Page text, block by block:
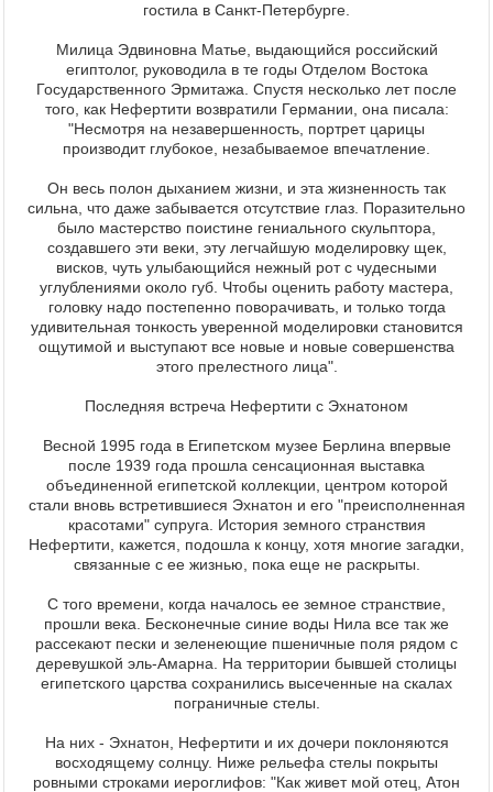
гостила в Санкт-Петербурге.
Милица Эдвиновна Матье, выдающийся российский
египтолог, руководила в те годы Отделом Востока
Государственного Эрмитажа. Спустя несколько лет после
того, как Нефертити возвратили Германии, она писала:
"Несмотря на незавершенность, портрет царицы
производит глубокое, незабываемое впечатление.
Он весь полон дыханием жизни, и эта жизненность так
сильна, что даже забывается отсутствие глаз. Поразительно
было мастерство поистине гениального скульптора,
создавшего эти веки, эту легчайшую моделировку щек,
висков, чуть улыбающийся нежный рот с чудесными
углублениями около губ. Чтобы оценить работу мастера,
головку надо постепенно поворачивать, и только тогда
удивительная тонкость уверенной моделировки становится
ощутимой и выступают все новые и новые совершенства
этого прелестного лица".
Последняя встреча Нефертити с Эхнатоном
Весной 1995 года в Египетском музее Берлина впервые
после 1939 года прошла сенсационная выставка
объединенной египетской коллекции, центром которой
стали вновь встретившиеся Эхнатон и его "преисполненная
красотами" супруга. История земного странствия
Нефертити, кажется, подошла к концу, хотя многие загадки,
связанные с ее жизнью, пока еще не раскрыты.
С того времени, когда началось ее земное странствие,
прошли века. Бесконечные синие воды Нила все так же
рассекают пески и зеленеющие пшеничные поля рядом с
деревушкой эль-Амарна. На территории бывшей столицы
египетского царства сохранились высеченные на скалах
пограничные стелы.
На них - Эхнатон, Нефертити и их дочери поклоняются
восходящему солнцу. Ниже рельефа стелы покрыты
ровными строками иероглифов: "Как живет мой отец, Атон